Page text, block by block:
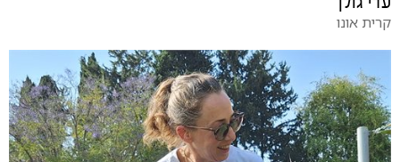
קרית אונו